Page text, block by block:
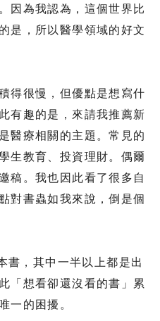
因為我認為，這個世界比
是，所以醫學領域的好文
得很慢，但優點是想寫什
有趣的是，來請我推薦新
醫療相關的主題。常見的
生教育、投資理財。偶爾
稿。我也因此看了很多自
對書蟲如我來說，倒是個
書，其中一半以上都是出
「想看卻還沒看的書」累
一的困擾。